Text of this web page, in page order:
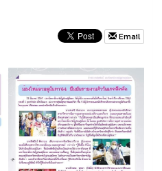
Email